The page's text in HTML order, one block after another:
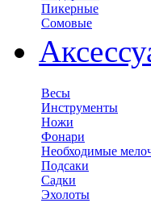
Пикерные
Сомовые
Весы
Инструменты
Ножи
Фонари
Необходимые
Подсаки
Садки
Эхолоты